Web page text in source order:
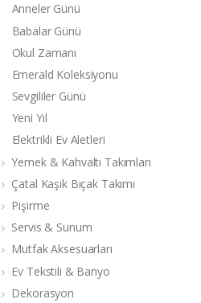
Anneler Günü
Babalar Günü
Okul Zamanı
Emerald Koleksiyonu
Sevgililer Günü
Yeni Yıl
Elektrikli Ev Aletleri
Yemek & Kahvaltı Takımları
Çatal Kaşık Bıçak Takımı
Pişirme
Servis & Sunum
Mutfak Aksesuarları
Ev Tekstili & Banyo
Dekorasyon